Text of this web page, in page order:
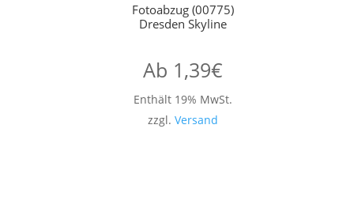
Fotoabzug (00775)
Dresden Skyline
Ab 1,39€
Enthält 19% MwSt.
zzgl. Versand